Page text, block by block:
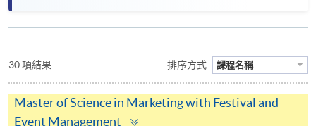
30 項結果 排序方式 課程名稱
Master of Science in Marketing with Festival and
Event Management